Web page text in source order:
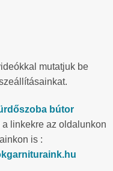
mutatjuk be
bútor
linkekre az oldalunkon
is :